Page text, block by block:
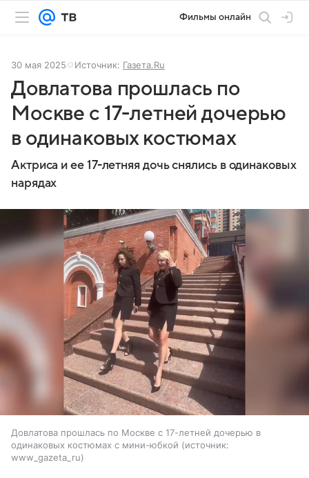
Фильмы онлайн
30 мая 2025 Источник: Газета.Ru
Довлатова прошлась по
Москве с 17-летней дочерью
в одинаковых костюмах
Актриса и ее 17-летняя дочь снялись в одинаковых
нарядах
Довлатова прошлась по Москве с 17-летней дочерью в
одинаковых костюмах с мини-юбкой
источник:
www_gazeta_ru